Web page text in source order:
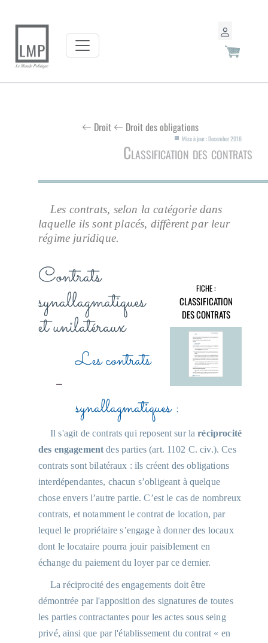
Droit Droit des obligations
Mise à jour : December 2016
Classification des contrats
Les contrats, selon la catégorie dans
laquelle ils sont placés, diffèrent par leur
régime juridique.
FICHE :
CLASSIFICATION
DES CONTRATS
Contrats
synallagmatiques
et unilatéraux
Les contrats
synallagmatiques :
Il s'agit de contrats qui reposent sur laréciprocité
des engagement des parties (art. 1102 C. civ.). Ces
contrats sont bilatéraux : ils créent des obligations
interdépendantes, chacun s’obligeant à quelque
chose envers l’autre partie. C’est le cas de nombreux
contrats, et notamment le contrat de location, par
lequel le propriétaire s’engage à donner des locaux
dont le locataire pourra jouir paisiblement en
échange du paiement du loyer par ce dernier.
La réciprocité des engagements doit être
démontrée par l'apposition des signatures de toutes
les parties contractantes pour les actes sous seing
privé, ainsi que par l'établissement du contrat « en